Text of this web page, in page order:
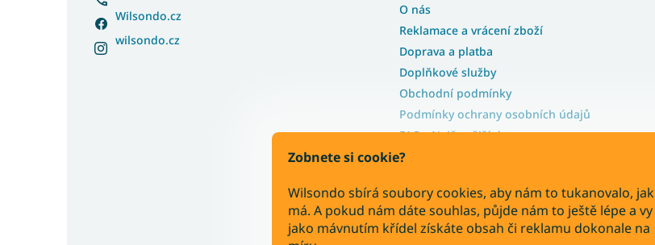
Zobnete si cookie?
Wilsondo sbírá soubory cookies, aby nám to tukanovalo, jak
má. A pokud nám dáte souhlas, půjde nám to ještě lépe a vy
jako mávnutím křídel získáte obsah či reklamu dokonale na
Wilsondo.cz
wilsondo.cz
O nás
Reklamace a vrácení zboží
Doprava a platba
Doplňkové služby
Obchodní podmínky
Podmínky ochrany osobních údajů
FAQ - Nejčastější dotazy
Blog
Montážní návody
Podmínky ochrany osobních údajů